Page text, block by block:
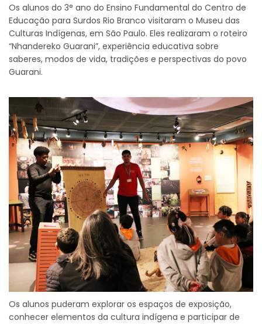
Os alunos do 3° ano do Ensino Fundamental do Centro de
Educação para Surdos Rio Branco visitaram o Museu das
Culturas Indígenas, em São Paulo. Eles realizaram o roteiro
“Nhandereko Guarani”, experiência educativa sobre
saberes, modos de vida, tradições e perspectivas do povo
Guarani.
Os alunos puderam explorar os espaços de exposição,
conhecer elementos da cultura indígena e participar de